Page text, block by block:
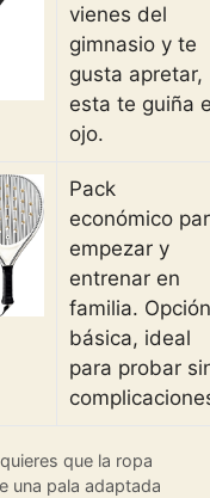
vienes del
gimnasio y te
gusta apretar,
esta te guiña
ojo.
Pack
económico
empezar y
entrenar en
familia. Opción
básica, ideal
para probar
que la ropa
una pala adaptada